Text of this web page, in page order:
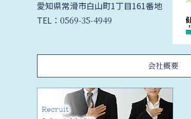
愛知県常滑市白山町1丁目161番地
TEL： 0569-35-4949
会社概要